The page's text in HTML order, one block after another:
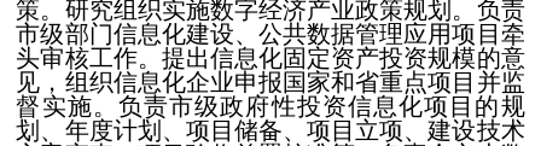
策。研究组织实施数字经济产业政策规划。负责
市级部门信息化建设、公共数据管理应用项目牵
头审核工作。提出信息化固定资产投资规模的意
见，组织信息化企业申报国家和省重点项目并监
督实施。负责市级政府性投资信息化项目的规
划、年度计划、项目储备、项目立项、建设技术